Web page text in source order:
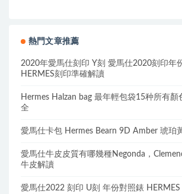
熱門文章推薦
2020年愛馬仕刻印 Y刻 愛馬仕2020刻印年
HERMES刻印準確解讀
Hermes Halzan bag 最年輕包袋15种所有顏
全
愛馬仕卡包 Hermes Bearn 9D Amber 琥珀
愛馬仕牛皮皮質有哪幾種Negonda，
牛皮解讀
愛馬仕2022 刻印 U刻 年份對照錶